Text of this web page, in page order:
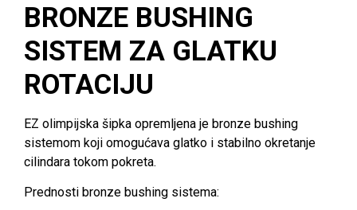
BRONZE BUSHING
SISTEM ZA GLATKU
ROTACIJU
EZ olimpijska šipka opremljena je bronze bushing
sistemom koji omogućava glatko i stabilno okretanje
cilindara tokom pokreta.
Prednosti bronze bushing sistema: